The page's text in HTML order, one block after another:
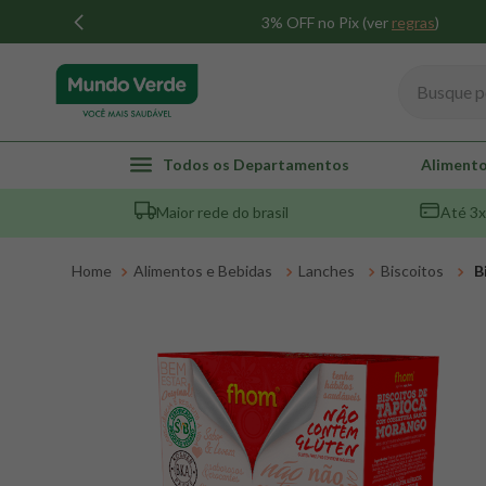
3% OFF no Pix (ver regras)
Todos os Departamentos
Maior rede do brasil Até
Alimentos e Bebidas Lanches Biscoitos
TERMOS MAIS BUSCADOS
1º whey
2º creatina
6 º
7º snack proteico mundo verde
8º maca peruana
9º psyllium